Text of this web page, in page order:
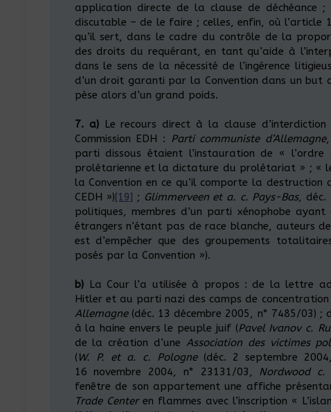
application directe de la clause de déchéance
discutable – de le faire ; celles, enfin, où l’article
qu’il sert, dans le cadre du contrôle de la
des droits du requérant, en tant qu’aide à
dans le sens de la nécessité de l’ingérence
d’un droit garanti par la Convention dans un
pèse alors d’un grand poids.
7. a)Le recours direct à la clause
Commission EDH : Parti communiste d’Allemagne
parti dissous étaient l’instauration de «
prolétarienne et la dictature du prolétariat » ; «
la Convention en ce qu’il comporte la
CEDH »)[19] ; Glimmerveen et a. c. Pays-Bas, déc.
politiques, membres d’un parti xénophobe
étrangers n’étant pas de race blanche, auteurs
est d’empêcher que des groupements
posés par la Convention »).
b)La Cour l’a utilisée à propos : de la lettre
Hitler et au parti nazi des camps de concentration
Allemagne (déc. 13 décembre 2005, n° 7485/03)
à la haine envers le peuple juif (Pavel Ivanov c.
de la création d’une Association des victimes
( W. P. et a. c. Pologne(déc. 2 septembre
16 novembre 2004, n° 23131/03, Nordwood c.
fenêtre de son appartement une affiche
Trade Centeren flammes avec l’inscription «